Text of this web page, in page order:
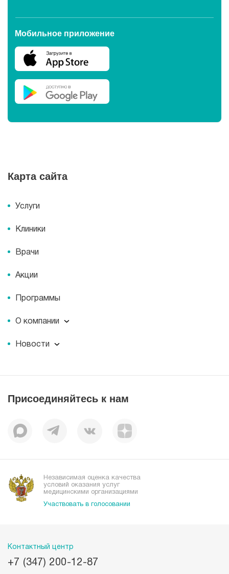
Мобильное приложение
Карта сайта
Услуги
Клиники
Врачи
Акции
Программы
О компании
О компании
Пациентам
Миссия
Корпоративная социальная ответственность
Наши преимущества
Новости
Пресс-центр
Присоединяйтесь к нам
Независимая оценка качества
условий оказания услуг
медицинскими организациями
Участвовать в голосовании
Контактный центр
+7 (347) 200-12-87